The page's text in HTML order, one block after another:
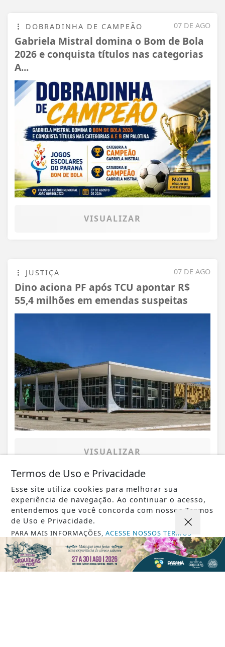
07 DE AGO
DOBRADINHA DE CAMPEÃO
Gabriela Mistral domina o Bom de Bola
2026 e conquista títulos nas categorias
A...
VISUALIZAR
07 DE AGO
JUSTIÇA
Dino aciona PF após TCU apontar R$
55,4 milhões em emendas suspeitas
VISUALIZAR
07 DE AGO
JUSTIÇA
STF muda decisão de Moraes e reduz
pena de condenada por 8 de janeiro
Termos de Uso e Privacidade
Esse site utiliza cookies para melhorar sua
experiência de navegação. Ao continuar o acesso,
entendemos que você concorda com nossos Termos
de Uso e Privacidade.
PARA MAIS INFORMAÇÕES,ACESSE NOSSOS TERMOS
CLICANDO AQUI
PROSSEGUIR